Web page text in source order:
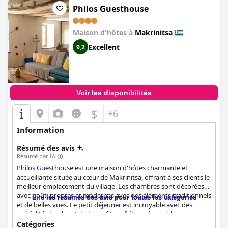
Philos Guesthouse
Maison d'hôtes à Makrinitsa
9,2 Excellent
Voir les disponibilités
$ +6
Information
Résumé des avis
Résumé par IA
Philos Guesthouseest une maison d'hôtes charmante et
accueillante située au cœur de Makrinitsa, offrant à ses clients le
meilleur emplacement du village. Les chambres sont décorées
avec goût, propres et modernes avec des éléments traditionnels
et de belles vues. Le petit déjeuner est incroyable avec des
spécialités locales et de la confiture faite maison et les
propriétaires sont super sympas et ont d'excellents conseils
Lire les résumés des avis pour toutes les catégories
Catégories